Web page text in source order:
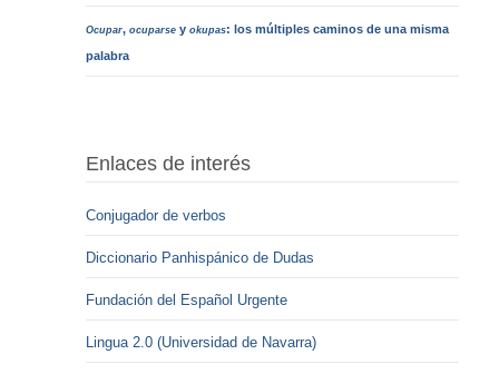
Ocupar,ocuparse yokupas: los múltiples caminos de una misma
palabra
Enlaces de interés
Conjugador de verbos
Diccionario Panhispánico de Dudas
Fundación del Español Urgente
Lingua 2.0 (Universidad de Navarra)